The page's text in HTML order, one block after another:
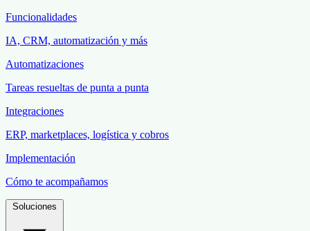
Funcionalidades
IA, CRM, automatización y más
Automatizaciones
Tareas resueltas de punta a punta
Integraciones
ERP, marketplaces, logística y cobros
Implementación
Cómo te acompañamos